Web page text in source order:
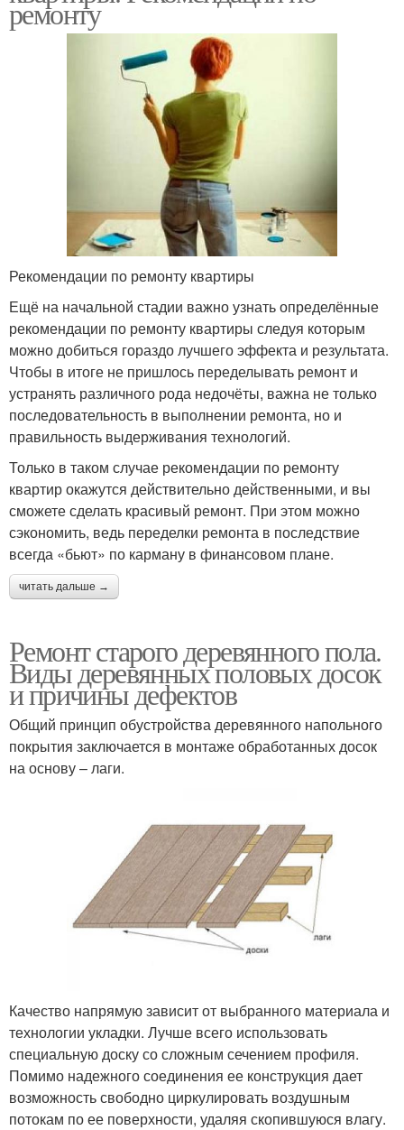
ремонту
Рекомендации по ремонту квартиры
Ещё на начальной стадии важно узнать определённые
рекомендации по ремонту квартиры следуя которым
можно добиться гораздо лучшего эффекта и результата.
Чтобы в итоге не пришлось переделывать ремонт и
устранять различного рода недочёты, важна не только
последовательность в выполнении ремонта, но и
правильность выдерживания технологий.
Только в таком случае рекомендации по ремонту
квартир окажутся действительно действенными, и вы
сможете сделать красивый ремонт. При этом можно
сэкономить, ведь переделки ремонта в последствие
всегда «бьют» по карману в финансовом плане.
читать дальше →
Ремонт старого деревянного пола.
Виды деревянных половых досок
и причины дефектов
Общий принцип обустройства деревянного напольного
покрытия заключается в монтаже обработанных досок
на основу – лаги.
Качество напрямую зависит от выбранного материала и
технологии укладки. Лучше всего использовать
специальную доску со сложным сечением профиля.
Помимо надежного соединения ее конструкция дает
возможность свободно циркулировать воздушным
потокам по ее поверхности, удаляя скопившуюся влагу.